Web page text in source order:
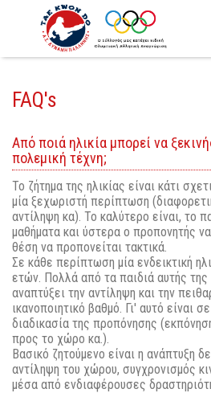
FAQ's
Aπό ποιά ηλικία μπορεί να
πολεμική τέχνη;
Το ζήτημα της ηλικίας είναι κάτι
μία ξεχωριστή περίπτωση
αντίληψη κα). Το καλύτερο είναι, το
μαθήματα και ύστερα ο προπονητής
θέση να προπονείται τακτικά.
Σε κάθε περίπτωση μία ενδεικτική
ετών. Πολλά από τα παιδιά αυτής της
αναπτύξει την αντίληψη και την
ικανοποιητικό βαθμό. Γι' αυτό είναι
διαδικασία της προπόνησης
προς το χώρο κα.).
Βασικό ζητούμενο είναι η ανάπτυξη
αντίληψη του χώρου, συγχρονισμός
μέσα από ενδιαφέρουσες